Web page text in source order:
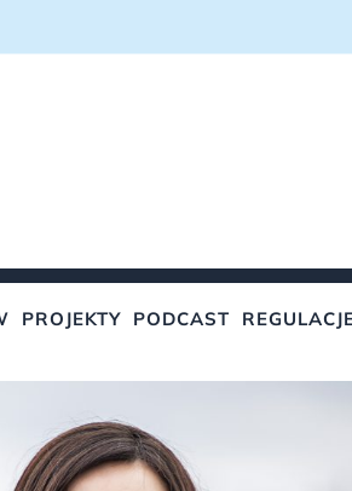
PROJEKTY PODCAST